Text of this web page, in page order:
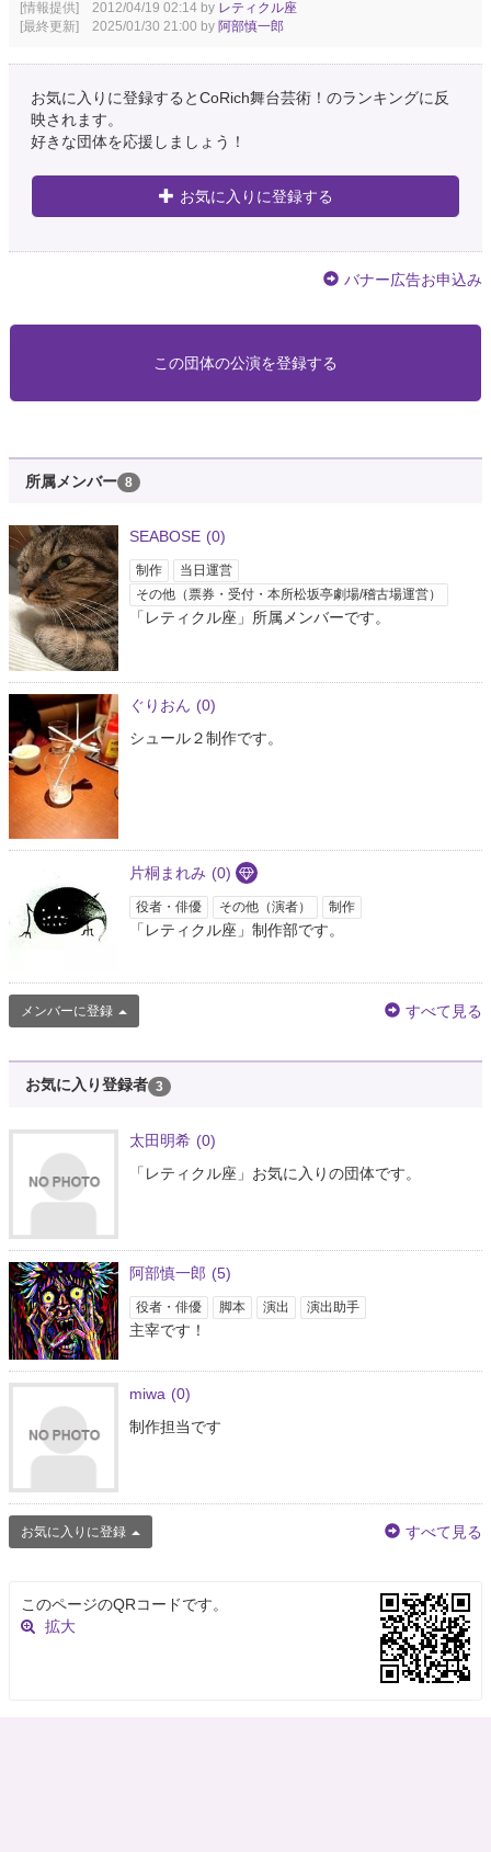
[情報提供] 2012/04/19 02:14 by レティクル座
[最終更新] 2025/01/30 21:00 by 阿部慎一郎
お気に入りに登録するとCoRich舞台芸術！のランキングに反
映されます。
好きな団体を応援しましょう！
お気に入りに登録する
バナー広告お申込み
この団体の公演を登録する
所属メンバー 8
SEABOSE (0)
制作
当日運営
その他（票券・受付・本所松坂亭劇場/稽古場運営）
「レティクル座」所属メンバーです。
ぐりおん (0)
シュール２制作です。
片桐まれみ (0)
役者・俳優 その他（演者） 制作
「レティクル座」制作部です。
メンバーに登録 すべて見る
お気に入り登録者 3
太田明希 (0)
「レティクル座」お気に入りの団体です。
阿部慎一郎 (5)
役者・俳優 脚本 演出 演出助手
主宰です！
miwa (0)
制作担当です
お気に入りに登録 すべて見る
このページのQRコードです。
拡大